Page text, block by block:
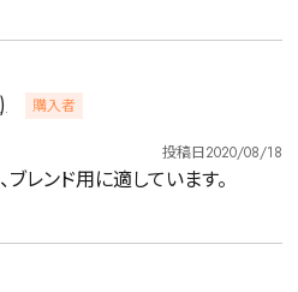
購入者
投稿日2020/08/18
レンド用に適しています。